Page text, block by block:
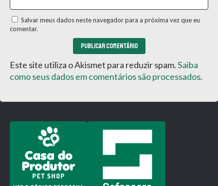
Salvar meus dados neste navegador para a próxima vez que eu
comentar.
Este site utiliza o Akismet para reduzir spam.Saiba
como seus dados em comentários são processados.